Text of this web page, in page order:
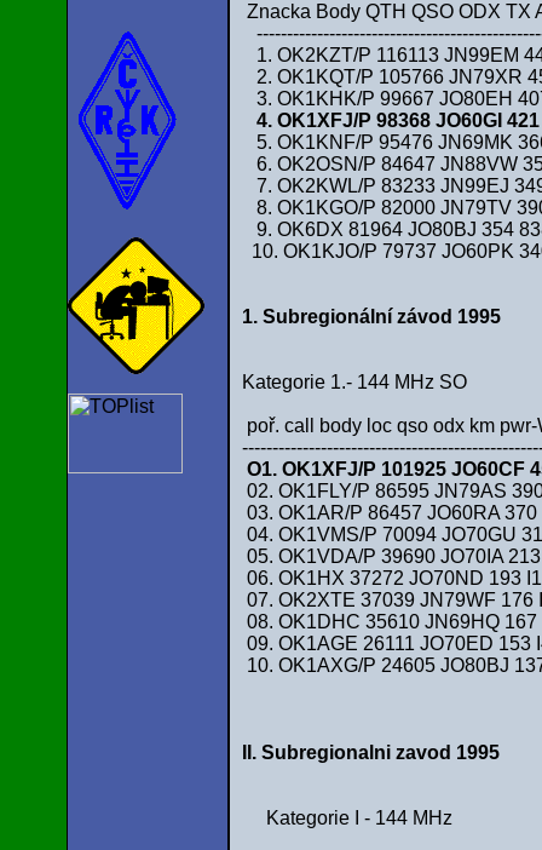
Znacka Body QTH QSO ODX TX
1. OK2KZT/P 116113 JN99EM
2. OK1KQT/P 105766 JN79XR
3. OK1KHK/P 99667 JO80EH
4. OK1XFJ/P 98368 JO60GI
5. OK1KNF/P 95476 JN69MK
6. OK2OSN/P 84647 JN88VW
7. OK2KWL/P 83233 JN99EJ
8. OK1KGO/P 82000 JN79TV
9. OK6DX 81964 JO80BJ 354
10. OK1KJO/P 79737 JO60PK
1. Subregionální závod 1995
Kategorie 1.- 144 MHz SO
poř. call body loc qso odx km pwr-
O1. OK1XFJ/P 101925 JO60CF
02. OK1FLY/P 86595 JN79AS
03. OK1AR/P 86457 JO60RA
04. OK1VMS/P 70094 JO70GU
05. OK1VDA/P 39690 JO70IA
06. OK1HX 37272 JO70ND 193
07. OK2XTE 37039 JN79WF 176
08. OK1DHC 35610 JN69HQ
09. OK1AGE 26111 JO70ED 153
10. OK1AXG/P 24605 JO80BJ
II. Subregionalni zavod 1995
Kategorie I - 144 MHz